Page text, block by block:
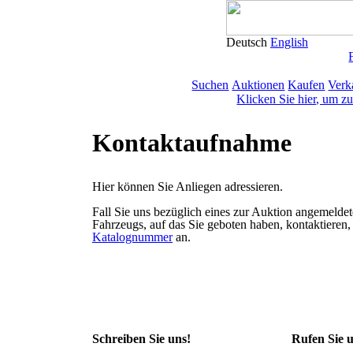
Deutsch English
Suchen Auktionen Kaufen
Klicken Sie hier, um
Kontaktaufnahme
Hier können Sie Anliegen adressieren.
Fall Sie uns bezüglich eines zur Auktion
Fahrzeugs, auf das Sie geboten haben,
Katalognummeran.
Schreiben Sie uns! Rufen Sie